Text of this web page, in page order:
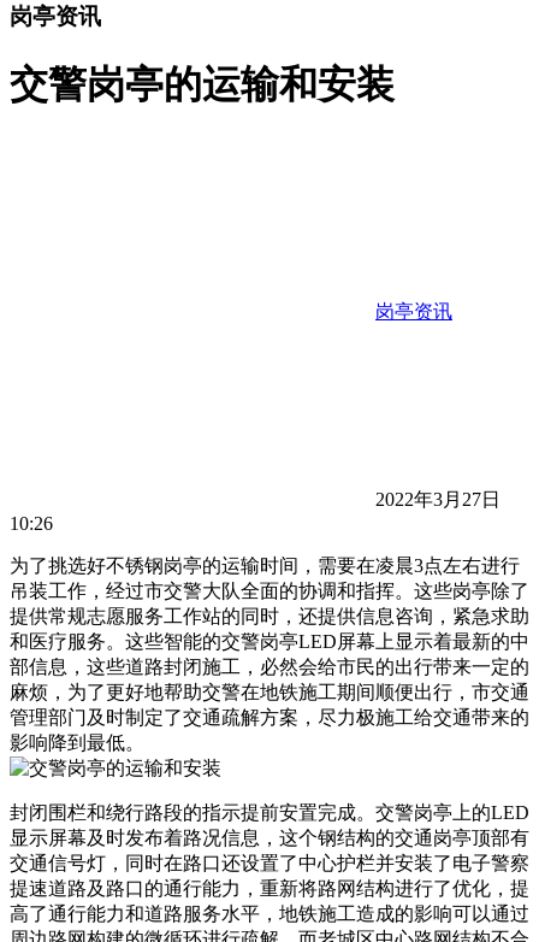
岗亭资讯
交警岗亭的运输和安装
岗亭资讯
2022年3月27日
10:26
为了挑选好不锈钢岗亭的运输时间，需要在凌晨3点左右进行
吊装工作，经过市交警大队全面的协调和指挥。这些岗亭除了
提供常规志愿服务工作站的同时，还提供信息咨询，紧急求助
和医疗服务。这些智能的交警岗亭LED屏幕上显示着最新的中
部信息，这些道路封闭施工，必然会给市民的出行带来一定的
麻烦，为了更好地帮助交警在地铁施工期间顺便出行，市交通
管理部门及时制定了交通疏解方案，尽力极施工给交通带来的
影响降到最低。
封闭围栏和绕行路段的指示提前安置完成。交警岗亭上的LED
显示屏幕及时发布着路况信息，这个钢结构的交通岗亭顶部有
交通信号灯，同时在路口还设置了中心护栏并安装了电子警察
提速道路及路口的通行能力，重新将路网结构进行了优化，提
高了通行能力和道路服务水平，地铁施工造成的影响可以通过